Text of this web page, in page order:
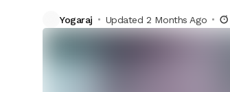
Yogaraj Updated 2 Months Ago